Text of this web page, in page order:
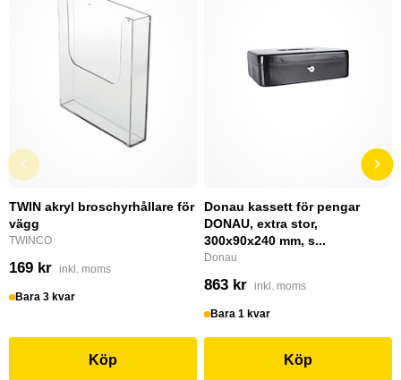
TWIN akryl broschyrhållare för
vägg
TWINCO
169 kr inkl. moms
Bara 3 kvar
Köp
Donau kassett för pengar
DONAU, extra stor,
300x90x240 mm, s...
Donau
863 kr inkl. moms
Bara 1 kvar
Köp